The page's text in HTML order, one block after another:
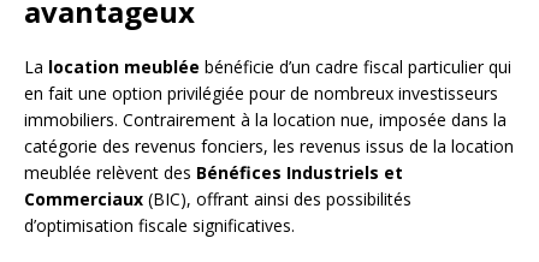
avantageux
La location meublée bénéficie d’un cadre fiscal particulier qui
en fait une option privilégiée pour de nombreux investisseurs
immobiliers. Contrairement à la location nue, imposée dans la
catégorie des revenus fonciers, les revenus issus de la location
meublée relèvent des Bénéfices Industriels et
Commerciaux (BIC), offrant ainsi des possibilités
d’optimisation fiscale significatives.